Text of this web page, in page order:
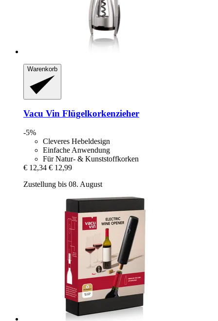
Warenkorb
Vacu Vin Flügelkorkenzieher
-5%
Cleveres Hebeldesign
Einfache Anwendung
Für Natur- & Kunststoffkorken
€ 12,34 € 12,99
Zustellung bis 08. August